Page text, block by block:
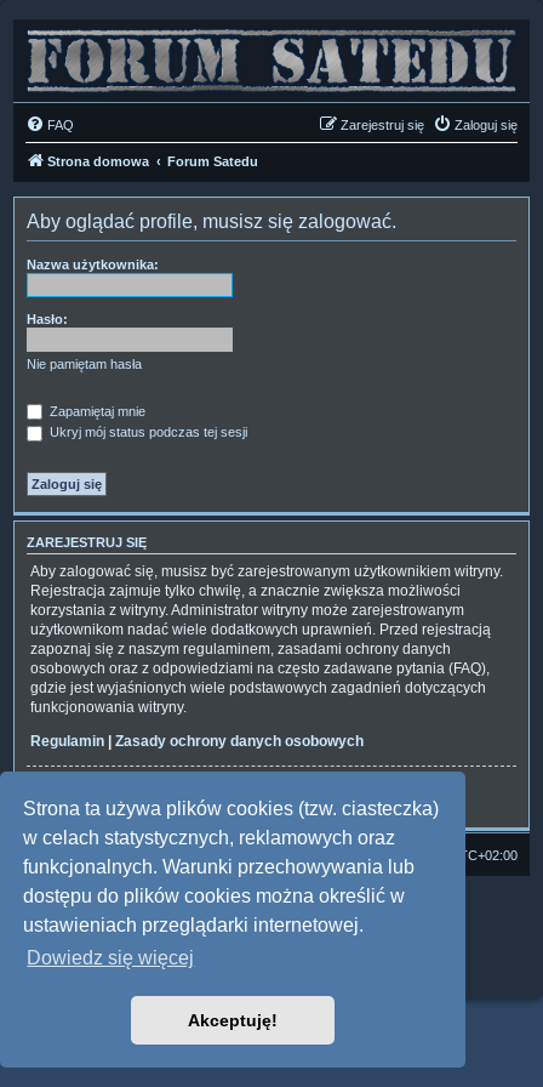
Strona ta używa plików cookies (tzw. ciasteczka)
w celach statystycznych, reklamowych oraz
funkcjonalnych. Warunki przechowywania lub
dostępu do plików cookies można określić w
ustawieniach przeglądarki internetowej.
Dowiedz się więcej
Akceptuję!
FAQ Zaloguj się
Zarejestruj się
Strona domowa Forum Satedu
Aby oglądać profile, musisz się zalogować.
Nazwa użytkownika:
Hasło:
Nie pamiętam hasła
Zapamiętaj mnie
Ukryj mój status podczas tej sesji
ZAREJESTRUJ SIĘ
Aby zalogować się, musisz być zarejestrowanym użytkownikiem witryny.
Rejestracja zajmuje tylko chwilę, a znacznie zwiększa możliwości
korzystania z witryny. Administrator witryny może zarejestrowanym
użytkownikom nadać wiele dodatkowych uprawnień. Przed rejestracją
zapoznaj się z naszym regulaminem, zasadami ochrony danych
osobowych oraz z odpowiedziami na często zadawane pytania (FAQ),
gdzie jest wyjaśnionych wiele podstawowych zagadnień dotyczących
funkcjonowania witryny.
Regulamin | Zasady ochrony danych osobowych
UTC+02:00
Technologię dostarczaphpBB ® Forum Software © phpBB Limited
Polski pakiet językowy dostarczaphpBB.pl
Style: Multi Design by Joyce&Luna
phpBB
Zasady ochrony danych osobowych